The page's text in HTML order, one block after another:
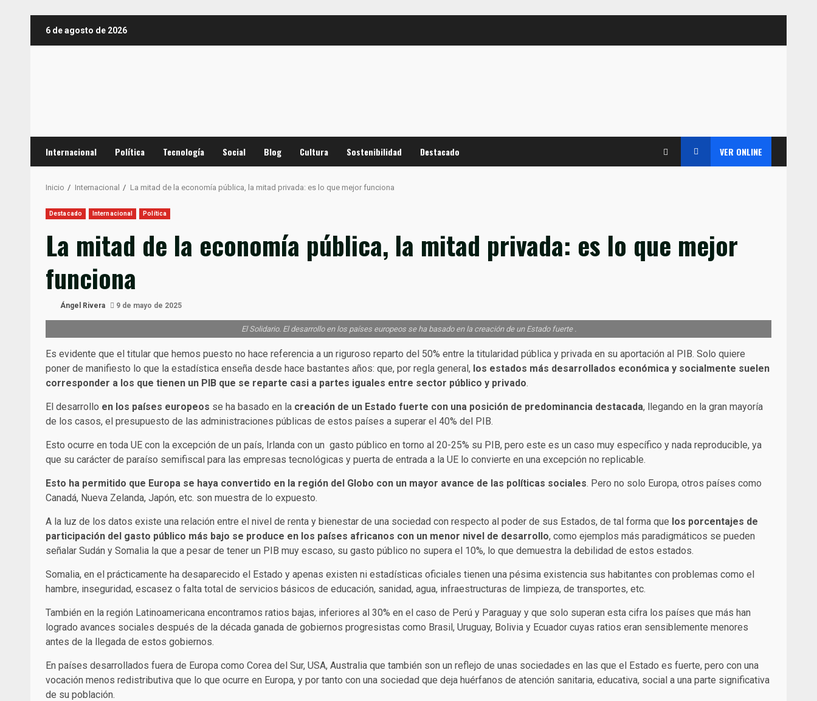
6 de agosto de 2026
Internacional Política Tecnología Social Blog Cultura Sostenibilidad Destacado VER ONLINE
Inicio Internacional La mitad de la economía pública, la mitad privada: es lo que mejor funciona
Destacado Internacional Política
La mitad de la economía pública, la mitad privada: es lo que mejor
funciona
Ángel Rivera 9 de mayo de 2025
El Solidario. El desarrollo en los países europeos se ha basado en la creación de un Estado fuerte .
Es evidente que el titular que hemos puesto no hace referencia a un riguroso reparto del 50% entre la titularidad pública y privada en su aportación al PIB. Solo quiere
poner de manifiesto lo que la estadística enseña desde hace bastantes años: que, por regla general, los estados más desarrollados económica y socialmente suelen
corresponder a los que tienen un PIB que se reparte casi a partes iguales entre sector público y privado.
El desarrollo en los países europeos se ha basado en la creación de un Estado fuerte con una posición de predominancia destacada, llegando en la gran mayoría
de los casos, el presupuesto de las administraciones públicas de estos países a superar el 40% del PIB.
Esto ocurre en toda UE con la excepción de un país, Irlanda con un gasto público en torno al 20-25% su PIB, pero este es un caso muy específico y nada reproducible, ya
que su carácter de paraíso semifiscal para las empresas tecnológicas y puerta de entrada a la UE lo convierte en una excepción no replicable.
Esto ha permitido que Europa se haya convertido en la región del Globo con un mayor avance de las políticas sociales. Pero no solo Europa, otros países como
Canadá, Nueva Zelanda, Japón, etc. son muestra de lo expuesto.
A la luz de los datos existe una relación entre el nivel de renta y bienestar de una sociedad con respecto al poder de sus Estados, de tal forma que los porcentajes de
participación del gasto público más bajo se produce en los países africanos con un menor nivel de desarrollo, como ejemplos más paradigmáticos se pueden
señalar Sudán y Somalia la que a pesar de tener un PIB muy escaso, su gasto público no supera el 10%, lo que demuestra la debilidad de estos estados.
Somalia, en el prácticamente ha desaparecido el Estado y apenas existen ni estadísticas oficiales tienen una pésima existencia sus habitantes con problemas como el
hambre, inseguridad, escasez o falta total de servicios básicos de educación, sanidad, agua, infraestructuras de limpieza, de transportes, etc.
También en la región Latinoamericana encontramos ratios bajas, inferiores al 30% en el caso de Perú y Paraguay y que solo superan esta cifra los países que más han
logrado avances sociales después de la década ganada de gobiernos progresistas como Brasil, Uruguay, Bolivia y Ecuador cuyas ratios eran sensiblemente menores
antes de la llegada de estos gobiernos.
En países desarrollados fuera de Europa como Corea del Sur, USA, Australia que también son un reflejo de unas sociedades en las que el Estado es fuerte, pero con una
vocación menos redistributiva que lo que ocurre en Europa, y por tanto con una sociedad que deja huérfanos de atención sanitaria, educativa, social a una parte significativa
de su población.